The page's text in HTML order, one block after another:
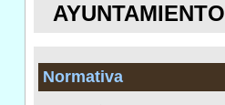
AYUNTAMIENTO
Normativa